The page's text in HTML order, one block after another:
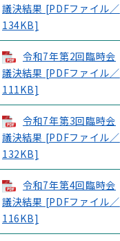
議決結果 [PDFファイル／
134KB]
令和7年第2回臨時会
議決結果 [PDFファイル／
111KB]
令和7年第3回臨時会
議決結果 [PDFファイル／
132KB]
令和7年第4回臨時会
議決結果 [PDFファイル／
116KB]